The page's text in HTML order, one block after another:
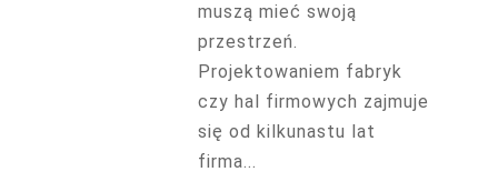
muszą mieć swoją
przestrzeń.
Projektowaniem fabryk
czy hal firmowych zajmuje
się od kilkunastu lat
firma...